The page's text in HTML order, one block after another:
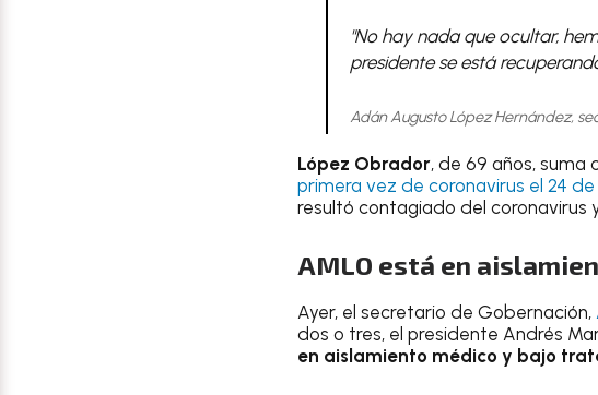
"No hay nada que ocultar,
presidente se está
Adán Augusto López Hernández,
López Obrador, de 69 años, suma
primera vez de coronavirus el 24 de
resultó contagiado del coronavirus
AMLO está en
Ayer, el secretario de Gobernación,
dos o tres, el presidente Andrés
en aislamiento médico y bajo